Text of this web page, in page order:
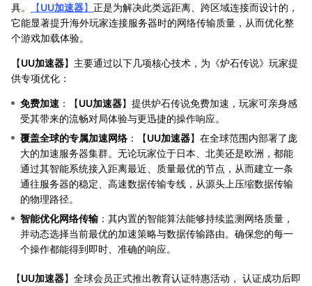
具。
【UU加速器】 正是为解决此类远距离、跨区域连接而设计的，
它能显著提升海外玩家连接服务器时的网络传输质量，从而优化整
个游戏加载体验。
【UU加速器】主要通过以下几项核心技术，为《炉石传说》玩家提
供专项优化：
免费加速 ：【UU加速器】提供炉石传说免费加速，玩家可亲身感
受其带来的流畅对局体验与更迅捷的操作响应。
覆盖全球的专属加速网络 ：【UU加速器】在全球范围内部署了庞
大的加速服务器集群。无论玩家位于日本、北美还是欧洲，都能
通过其智能系统接入距离最近、质量最优的节点，从而建立一条
通往服务器的稳定、高速数据传输专线，从源头上压缩数据传输
的物理路径。
智能优化网络传输 ：其内置的智能算法能够持续监测网络质量，
并动态选择当前最优的加速策略与数据传输路由。确保您的每一
个操作都能得到即时、准确的响应。
【UU加速器】全球会员正式推出教育认证特惠活动， 认证成功后即